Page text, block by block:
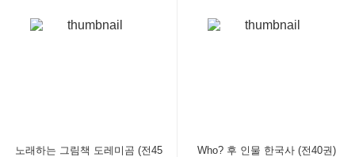
노래하는 그림책 도레미곰 (전45
Who? 후 인물 한국사 (전40권)